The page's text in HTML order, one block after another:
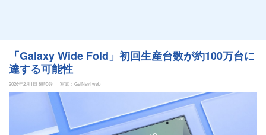
「Galaxy Wide Fold」初回生産台数が約100万台に
達する可能性
2026年2月1日 8時0分 写真：GetNavi web